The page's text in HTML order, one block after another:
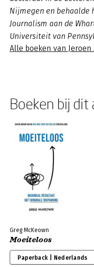
Nijmegen en behaalde
Journalism aan de
Universiteit van
Alle boeken van Jeroen
Boeken bij dit
Greg McKeown
Moeiteloos
Paperback | Nederlands